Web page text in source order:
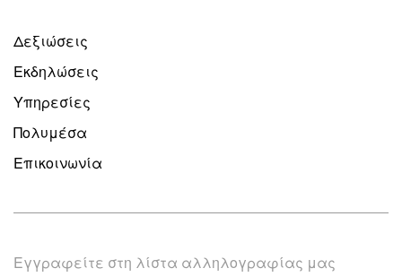
Δεξιώσεις
Εκδηλώσεις
Υπηρεσίες
Πολυμέσα
Επικοινωνία
Εγγραφείτε στη λίστα αλληλογραφίας μας